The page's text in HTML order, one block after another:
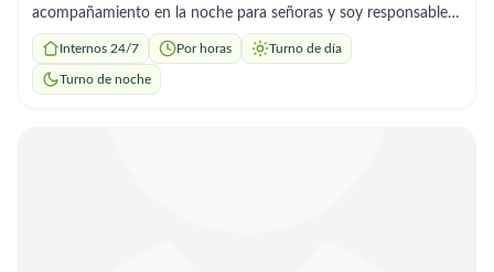
acompañamiento en la noche para señoras y soy responsable y
amable.
Internos 24/7 Por horas Turno de día
Turno de noche